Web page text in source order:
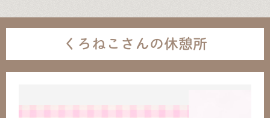
くろねこさんの休憩所